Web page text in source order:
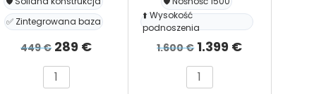
✅ Zintegrowana baza
449€ Pierwotna
cena
wynosiła:
289 €Aktualna
ilość
SMITH
mm, Li on 24/30 –
V/Ah
⬆️ Wysokość
podnoszenia
1.600€ Pierwotna
cena
wynosiła:
1.399 €Aktualna
ilość
Elektryczny